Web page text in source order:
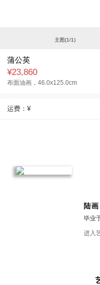
主图(1/1)
蒲公英
¥23,860
布面油画， 46.0x125.0cm
运费： ¥
陆画
毕业
进入